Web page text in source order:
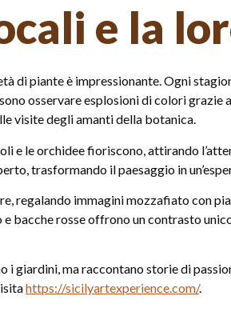
e la
di piante è impressionante. Ogni
osservare esplosioni di colori
visite degli amanti della botanica.
e le orchidee fioriscono, attirando
trasformando il paesaggio in
regalando immagini mozzafiato con
e bacche rosse offrono un contrasto
i giardini, ma raccontano storie di
https://sicilyartexperience.com/.